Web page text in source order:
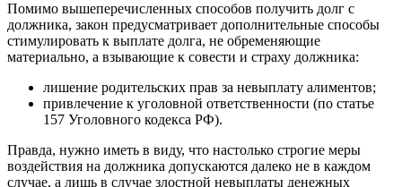
Помимо вышеперечисленных способов получить долг с
должника, закон предусматривает дополнительные способы
стимулировать к выплате долга, не обременяющие
материально, а взывающие к совести и страху должника:
лишение родительских прав за невыплату алиментов;
привлечение к уголовной ответственности (по статье
157 Уголовного кодекса РФ).
Правда, нужно иметь в виду, что настолько строгие меры
воздействия на должника допускаются далеко не в каждом
случае, а лишь в случае злостной невыплаты денежных